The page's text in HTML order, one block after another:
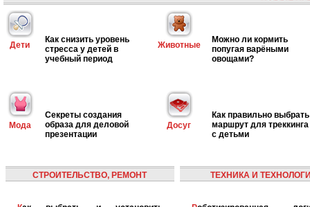
Дети
Как снизить уровень
стресса у детей в
учебный период
Животные
Можно ли кормить
попугая варёными
овощами?
Мода
Секреты создания
образа для деловой
презентации
Досуг
Как правильно выбрать
маршрут для треккинга
с детьми
СТРОИТЕЛЬСТВО, РЕМОНТ ТЕХНИКА И